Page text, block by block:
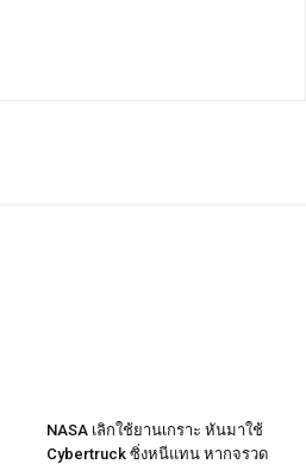
NASA เลิกใช้ยานเกราะ หันมาใช้
Cybertruck ซิ่งหนีแทน หากจรวด